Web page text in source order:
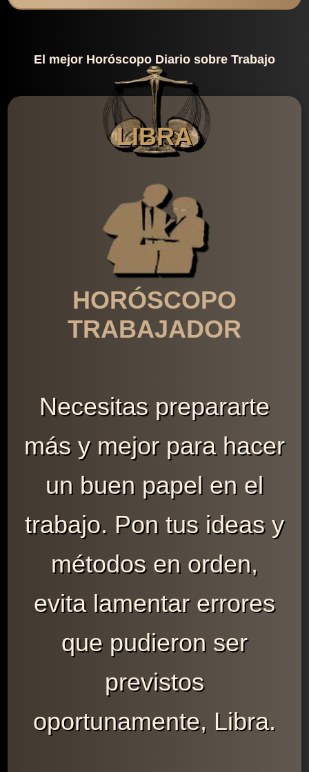
El mejor Horóscopo Diario sobre Trabajo
LIBRA
HORÓSCOPO
TRABAJADOR
Necesitas prepararte
más y mejor para hacer
un buen papel en el
trabajo. Pon tus ideas y
métodos en orden,
evita lamentar errores
que pudieron ser
previstos
oportunamente, Libra.